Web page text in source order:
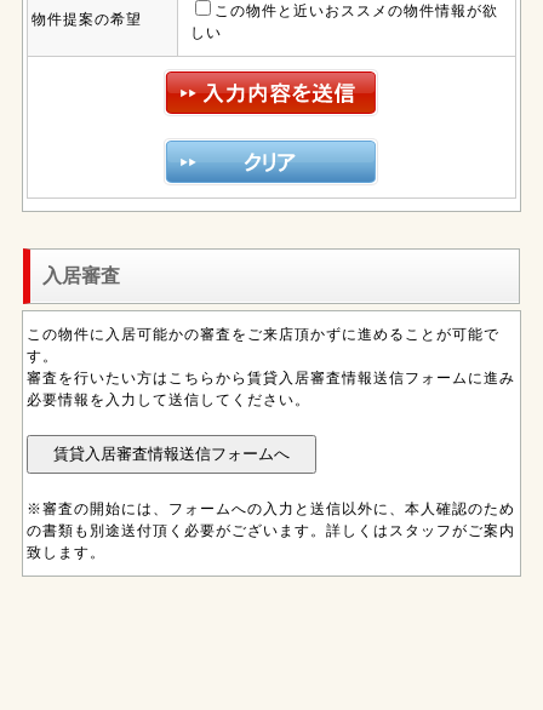
物件提案の希望
この物件と近いおススメの物件情報が欲
しい
入居審査
この物件に入居可能かの審査をご来店頂かずに進めることが可能で
す。
審査を行いたい方はこちらから賃貸入居審査情報送信フォームに進み
必要情報を入力して送信してください。
※審査の開始には、フォームへの入力と送信以外に、本人確認のため
の書類も別途送付頂く必要がございます。詳しくはスタッフがご案内
致します。